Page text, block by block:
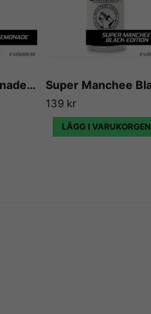
Dictators Lemonade - Flavour Boss
139 kr
LÄGG I VARUKORGEN